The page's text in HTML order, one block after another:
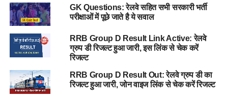
GK Questions: रेलवे सहित सभी सरकारी भर्ती
परीक्षाओं में पूछे जाते है ये सवाल
RRB Group D Result Link Active: रेलवे
ग्रुप डी रिजल्ट हुआ जारी, इस लिंक से चेक करें
रिजल्ट
RRB Group D Result Out: रेलवे ग्रुप डी का
रिजल्ट हुआ जारी, जोन वाइज लिंक से चेक करें रिजल्ट